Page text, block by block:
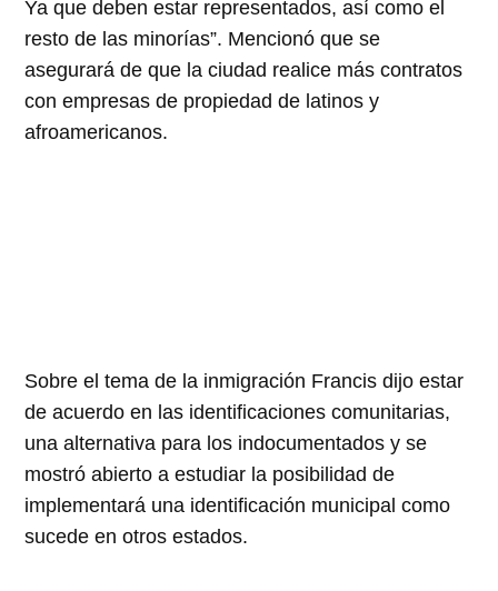
Ya que deben estar representados, así como el
resto de las minorías”. Mencionó que se
asegurará de que la ciudad realice más contratos
con empresas de propiedad de latinos y
afroamericanos.
Sobre el tema de la inmigración Francis dijo estar
de acuerdo en las identificaciones comunitarias,
una alternativa para los indocumentados y se
mostró abierto a estudiar la posibilidad de
implementará una identificación municipal como
sucede en otros estados.